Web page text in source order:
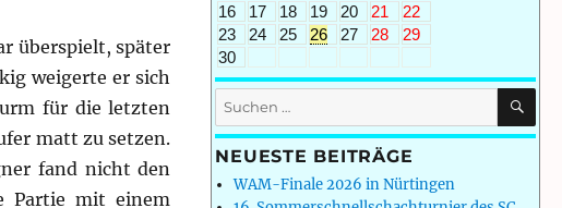
überspielt, später
weigerte er sich
für die letzten
matt zu setzen.
fand nicht den
Partie mit einem
16
17 18 19 20 21
22
23
24 25 26 27 28
29
30
Suchen
nach:
NEUESTE BEITRÄGE
WAM-Finale 2026 in Nürtingen